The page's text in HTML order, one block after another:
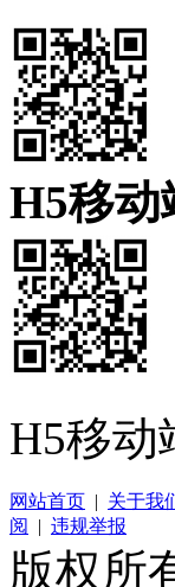
H5移动
H5移动
网站首页 关于我
阅
违规举报
版权所